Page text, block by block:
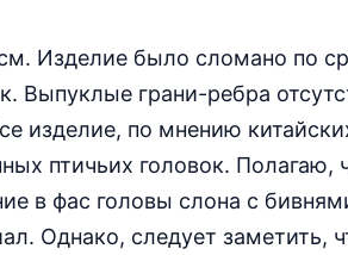
Изделие было сломано по
Выпуклые грани-ребра
изделие, по мнению
птичьих головок. Полагаю,
в фас головы слона с
Однако, следует заметить,